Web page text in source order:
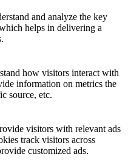
and analyze the key
helps in delivering a
how visitors interact with
information on metrics the
source, etc.
visitors with relevant ads
track visitors across
customized ads.